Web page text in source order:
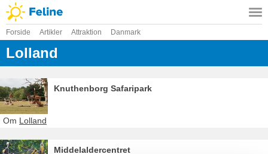
Forside Artikler Attraktion Danmark
Lolland
Knuthenborg Safaripark
Om Lolland
Middelaldercentret